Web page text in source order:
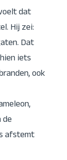
dat
Hij zei:
Dat
iets
ook
afstemt